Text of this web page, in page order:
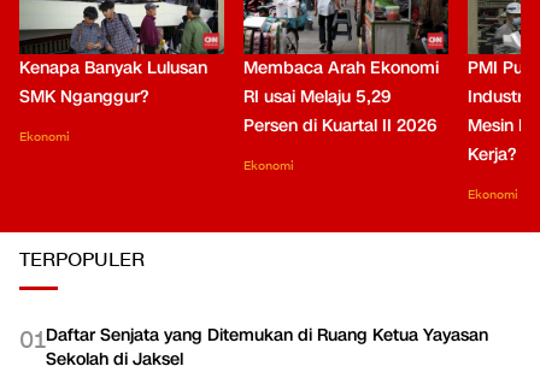
Kenapa Banyak Lulusan
SMK Nganggur?
Ekonomi
Membaca Arah Ekonomi
RI usai Melaju 5,29
Persen di Kuartal II 2026
Ekonomi
PMI
Industri
Mesin
Kerja?
Ekonomi
TERPOPULER
01Daftar Senjata yang Ditemukan di Ruang Ketua Yayasan
Sekolah di Jaksel